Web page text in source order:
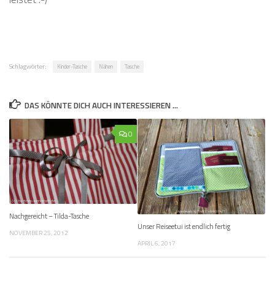
Schlagwörter: Kinder-Tasche Nähen Tasche
DAS KÖNNTE DICH AUCH INTERESSIEREN …
0
Nachgereicht – Tilda-Tasche
NOVEMBER 25, 2012
Unser Reiseetui ist endlich fertig
APRIL 6, 2017